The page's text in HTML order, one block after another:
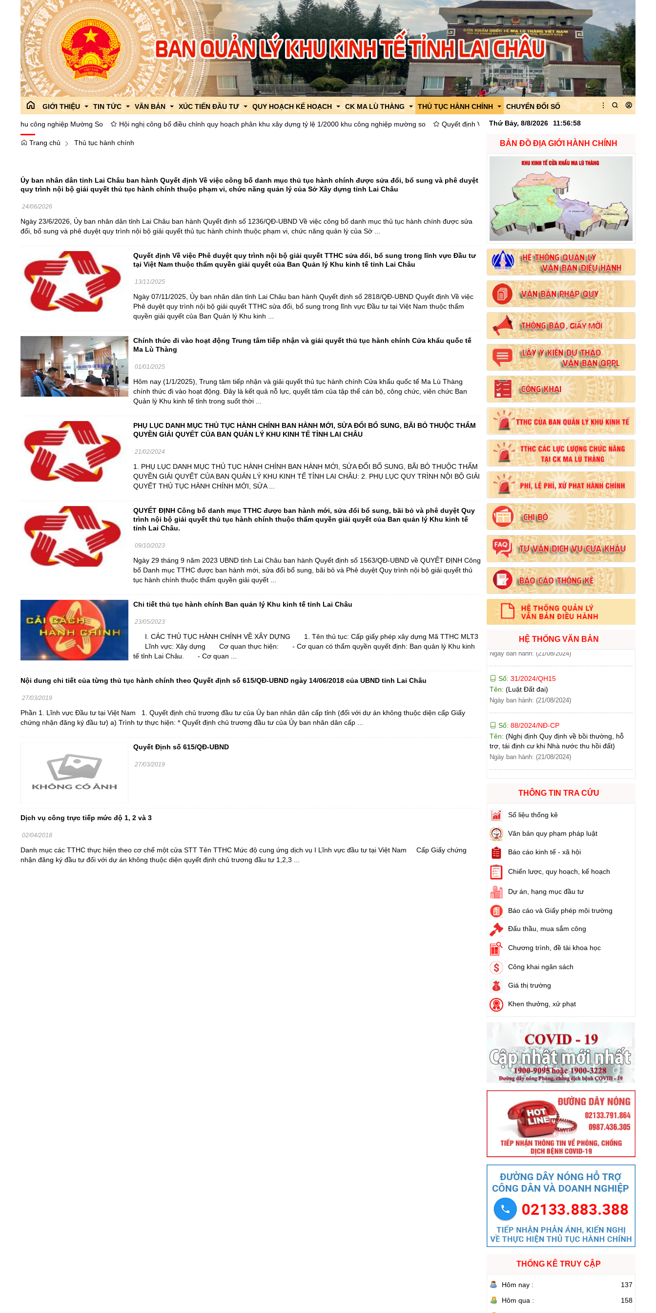
GIỚI THIỆU
Giới thiệu chung
Phòng ban,chức năng
Lịch sử hình thành và phát triển
TIN TỨC
Công tác đối ngoại
Thông tin liên ngành
Tổ chức Đảng,đoàn thể
Đoàn thanh niên
Bảo vệ nền tảng tư tưởng của Đảng
VĂN BẢN
ISO 9001:2015
Văn bản chỉ đạo điều hành
Văn bản pháp quy
XÚC TIẾN ĐẦU TƯ
Các hoạt động thu hút đầu tư
Dự án thu hút đầu tư
QUY HOẠCH KẾ HOẠCH
Quy hoạch khu chức năng
Quy hoạch chi tiết xây dựng
Khu Công nghiệp Mường So
Quy hoạch chức năng
Quy hoạch chi tiết
CK MA LÙ THÀNG
Thông báo thời gian thông quan
Hỗ trợ thông quan
THỦ TỤC HÀNH CHÍNH CHUYỂN ĐỔI SỐ
nghiệp Mường So Hội nghị công bố điều chỉnh quy hoạch phân khu xây dựng tỷ lệ 1/2000 khu công nghiệp mường so Quyết định Về việc công bố danh mục thủ tục hành chính được thay thế, bãi
Thứ Bảy, 8/8/2026 11:56:59
Trang chủ Thủ tục hành chính
Ủy ban nhân dân tỉnh Lai Châu ban hành Quyết định Về việc công bố danh mục thủ tục hành chính được sửa đổi, bổ sung và phê duyệt
quy trình nội bộ giải quyết thủ tục hành chính thuộc phạm vi, chức năng quản lý của Sở Xây dựng tỉnh Lai Châu
24/06/2026
Ngày 23/6/2026, Ủy ban nhân dân tỉnh Lai Châu ban hành Quyết định số 1236/QĐ-UBND Về việc công bố danh mục thủ tục hành chính được sửa
đổi, bổ sung và phê duyệt quy trình nội bộ giải quyết thủ tục hành chính thuộc phạm vi, chức năng quản lý của Sở ...
Quyết định Về việc Phê duyệt quy trình nội bộ giải quyết TTHC sửa đổi, bổ sung trong lĩnh vực Đầu tư
tại Việt Nam thuộc thẩm quyền giải quyết của Ban Quản lý Khu kinh tế tỉnh Lai Châu
13/11/2025
Ngày 07/11/2025, Ủy ban nhân dân tỉnh Lai Châu ban hành Quyết định số 2818/QĐ-UBND Quyết định Về việc
Phê duyệt quy trình nội bộ giải quyết TTHC sửa đổi, bổ sung trong lĩnh vực Đầu tư tại Việt Nam thuộc thẩm
quyền giải quyết của Ban Quản lý Khu kinh ...
Chính thức đi vào hoạt động Trung tâm tiếp nhận và giải quyết thủ tục hành chính Cửa khẩu quốc tế
Ma Lù Thàng
01/01/2025
Hôm nay (1/1/2025), Trung tâm tiếp nhận và giải quyết thủ tục hành chính Cửa khẩu quốc tế Ma Lù Thàng
chính thức đi vào hoạt động. Đây là kết quả nỗ lực, quyết tâm của tập thể cán bộ, công chức, viên chức Ban
Quản lý Khu kinh tế tỉnh trong suốt thời ...
PHỤ LỤC DANH MỤC THỦ TỤC HÀNH CHÍNH BAN HÀNH MỚI, SỬA ĐỔI BỔ SUNG, BÃI BỎ THUỘC THẨM
QUYỀN GIẢI QUYẾT CỦA BAN QUẢN LÝ KHU KINH TẾ TỈNH LAI CHÂU
21/02/2024
1. PHỤ LỤC DANH MỤC THỦ TỤC HÀNH CHÍNH BAN HÀNH MỚI, SỬA ĐỔI BỔ SUNG, BÃI BỎ THUỘC THẨM
QUYỀN GIẢI QUYẾT CỦA BAN QUẢN LÝ KHU KINH TẾ TỈNH LAI CHÂU: 2. PHỤ LỤC QUY TRÌNH NỘI BỘ GIẢI
QUYẾT THỦ TỤC HÀNH CHÍNH MỚI, SỬA ...
QUYẾT ĐỊNH Công bố danh mục TTHC được ban hành mới, sửa đổi bổ sung, bãi bỏ và phê duyệt Quy
trình nội bộ giải quyết thủ tục hành chính thuộc thẩm quyền giải quyết của Ban quản lý Khu kinh tế
tỉnh Lai Châu.
09/10/2023
Ngày 29 tháng 9 năm 2023 UBND tỉnh Lai Châu ban hành Quyết định số 1563/QĐ-UBND về QUYẾT ĐỊNH Công
bố Danh mục TTHC được ban hành mới, sửa đổi bổ sung, bãi bỏ và Phê duyệt Quy trình nội bộ giải quyết thủ
tục hành chính thuộc thẩm quyền giải quyết ...
Chi tiết thủ tục hành chính Ban quản lý Khu kinh tế tỉnh Lai Châu
23/05/2023
I. CÁC THỦ TỤC HÀNH CHÍNH VỀ XÂY DỰNG 1. Tên thủ tục: Cấp giấy phép xây dựng Mã TTHC MLT3
Lĩnh vực: Xây dựng Cơ quan thực hiện: - Cơ quan có thẩm quyền quyết định: Ban quản lý Khu kinh
tế tỉnh Lai Châu. - Cơ quan ...
Nội dung chi tiết của từng thủ tục hành chính theo Quyết định số 615/QĐ-UBND ngày 14/06/2018 của UBND tỉnh Lai Châu
27/03/2019
Phần 1. Lĩnh vực Đầu tư tại Việt Nam 1. Quyết định chủ trương đầu tư của Ủy ban nhân dân cấp tỉnh (đối với dự án không thuộc diện cấp Giấy
chứng nhận đăng ký đầu tư) a) Trình tự thực hiện: * Quyết định chủ trương đầu tư của Ủy ban nhân dân cấp ...
Quyết Định số 615/QĐ-UBND
27/03/2019
Dịch vụ công trực tiếp mức độ 1, 2 và 3
02/04/2018
Danh mục các TTHC thực hiện theo cơ chế một cửa STT Tên TTHC Mức độ cung ứng dịch vụ I Lĩnh vực đầu tư tại Việt Nam Cấp Giấy chứng
nhận đăng ký đầu tư đối với dự án không thuộc diện quyết định chủ trương đầu tư 1,2,3 ...
BẢN ĐỒ ĐỊA GIỚI HÀNH CHÍNH
HỆ THỐNG VĂN BẢN
Số:102/2024/NĐ-CP
Tên:(Nghị định Quy định chi tiết thi hành một
số điều của Luật Đất đai)
Ngày ban hành: (21/08/2024)
Số:103/2024/NĐ-CP
Tên:(Nghị định Quy định về tiền sử dụng đất,
tiền thuê đất)
Ngày ban hành: (21/08/2024)
Số:1731/KH-UBND
Tên:(Kế hoạch triển khai thi hành Luật Đất
đai năm 2024)
Ngày ban hành: (21/08/2024)
Số:71/2024/NĐ-CP
Tên:
(Nghị định Quy định về giá đất)
Ngày ban hành: (21/08/2024)
Số:31/2024/QH15
Số:88/2024/NĐ-CP
Ngày ban hành: (21/08/2024)
Số:102/2024/NĐ-CP
Ngày ban hành: (21/08/2024)
Số:103/2024/NĐ-CP
Tên:
tiền thuê đất)
Ngày ban hành: (21/08/2024)
Số:1731/KH-UBND
Tên:
đai năm 2024)
Ngày ban hành: (21/08/2024)
Số:71/2024/NĐ-CP
Tên:
Ngày ban hành: (21/08/2024)
Số:31/2024/QH15
Tên:
(Luật Đất đai)
Ngày ban hành: (21/08/2024)
trợ, tái định cư khi Nhà nước thu hồi đất)
Ngày ban hành: (21/08/2024)
THÔNG TIN TRA CỨU
Số liệu thống kê
Văn bản quy phạm pháp luật
Báo cáo kinh tế - xã hội
Chiến lược, quy hoạch, kế hoạch
Dự án, hạng mục đầu tư
Báo cáo và Giấy phép môi trường
Đấu thầu, mua sắm công
Chương trình, đề tài khoa học
Công khai ngân sách
Giá thị trường
Khen thưởng, xử phạt
THỐNG KÊ TRUY CẬP
Hôm nay :
137
Hôm qua :
158